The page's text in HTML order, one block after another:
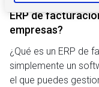
m
i
e
n
t
o
ERP de
empresas?
¿Qué es un ERP de
simplemente un
el que puedes